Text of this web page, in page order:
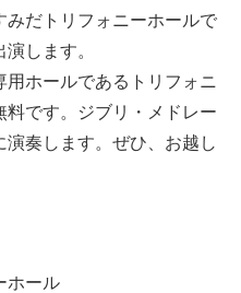
みだトリフォニーホールで
します。
ホールであるトリフォニ
です。ジブリ・メドレー
奏します。ぜひ、お越し
ホール